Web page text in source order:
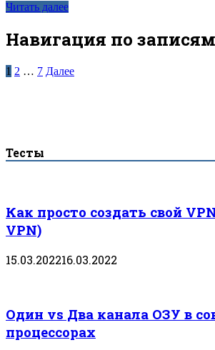
Читать далее
Навигация по записям
1 2 … 7 Далее
Тесты
Как просто создать свой
VPN)
15.03.202216.03.2022
Один vs Два канала ОЗУ в
процессорах